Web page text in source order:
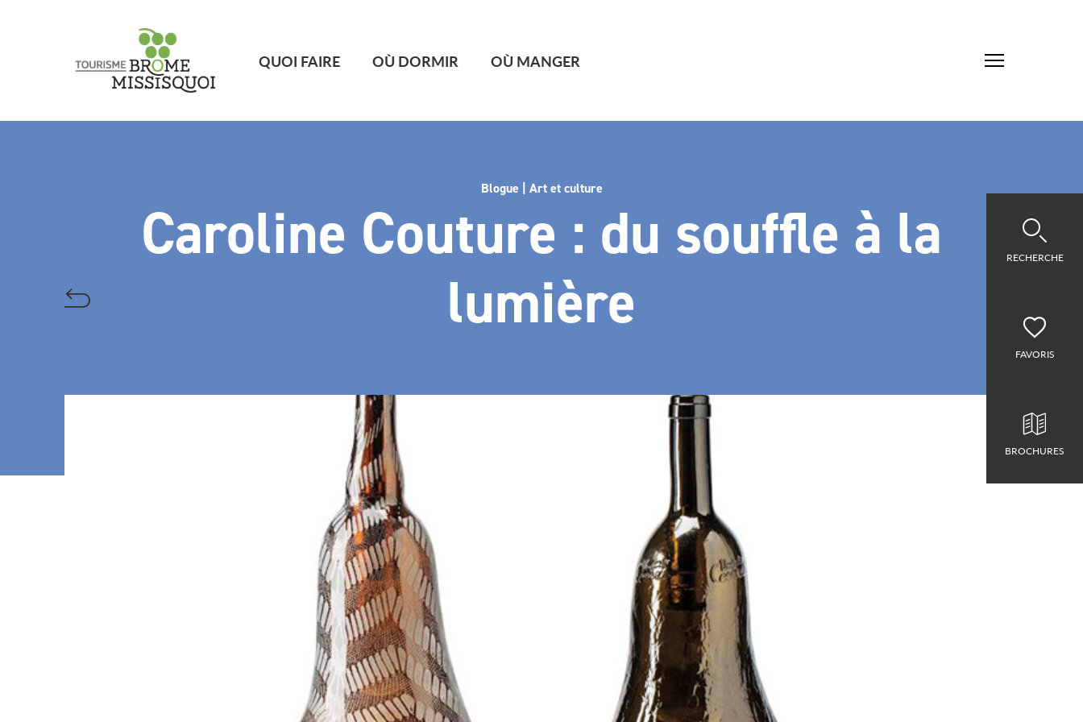
Blogue | Art et culture
Caroline Couture : du souffle à la
lumière
QUOI FAIRE OÙ DORMIR OÙ MANGER
RECHERCHE
FAVORIS
BROCHURES